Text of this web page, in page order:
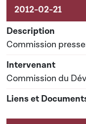
Commission
Commission du